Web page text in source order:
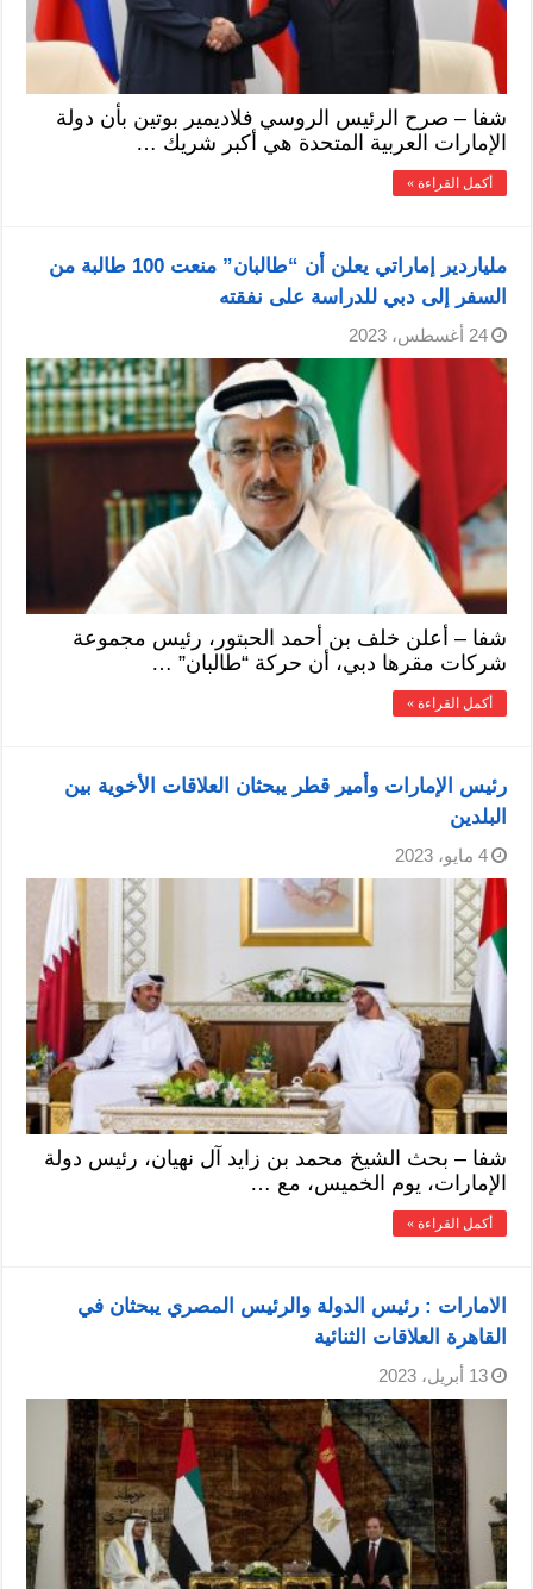
شفا – صرح الرئيس الروسي فلاديمير بوتين بأن دولة
الإمارات العربية المتحدة هي أكبر شريك …
أكمل القراءة »
ملياردير إماراتي يعلن أن “طالبان” منعت 100 طالبة من
السفر إلى دبي للدراسة على نفقته
24 أغسطس، 2023
شفا – أعلن خلف بن أحمد الحبتور، رئيس مجموعة
شركات مقرها دبي، أن حركة “طالبان” …
أكمل القراءة »
رئيس الإمارات وأمير قطر يبحثان العلاقات الأخوية بين
البلدين
4 مايو، 2023
شفا – بحث الشيخ محمد بن زايد آل نهيان، رئيس دولة
الإمارات، يوم الخميس، مع …
أكمل القراءة »
الامارات : رئيس الدولة والرئيس المصري يبحثان في
القاهرة العلاقات الثنائية
13 أبريل، 2023